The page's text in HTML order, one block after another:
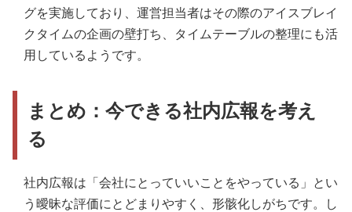
グを実施しており、運営担当者はその際のアイスブレイ
クタイムの企画の壁打ち、タイムテーブルの整理にも活
用しているようです。
まとめ：今できる社内広報を考え
る
社内広報は「会社にとっていいことをやっている」とい
う曖昧な評価にとどまりやすく、形骸化しがちです。し